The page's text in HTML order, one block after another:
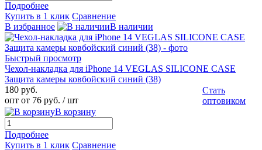
Подробнее
Купить в 1 клик Сравнение
В избранное
В наличии
Быстрый просмотр
Чехол-накладка для iPhone 14 VEGLAS SILICONE CASE
Защита камеры ковбойский синий (38)
180 руб.
опт от 76 руб. / шт
Стать
оптовиком
В корзину
Подробнее
Купить в 1 клик Сравнение